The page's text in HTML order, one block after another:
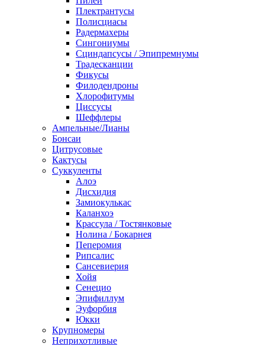
Плектрантусы
Полисциасы
Радермахеры
Сингониумы
Сциндапсусы / Эпипремнумы
Традесканции
Фикусы
Филодендроны
Хлорофитумы
Циссусы
Шеффлеры
Ампельные/Лианы
Бонсаи
Цитрусовые
Кактусы
Суккуленты
Алоэ
Дисхидия
Замиокулькас
Каланхоэ
Крассула / Тостянковые
Нолина / Бокарнея
Пеперомия
Рипсалис
Сансевиерия
Хойя
Сенецио
Эпифиллум
Эуфорбия
Юкки
Крупномеры
Неприхотливые